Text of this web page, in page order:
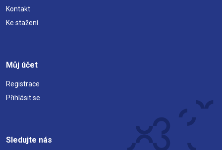
Kontakt
Ke stažení
Můj účet
Registrace
Přihlásit se
Sledujte nás